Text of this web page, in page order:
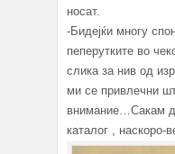
носат.
-Бидејќи многу
пеперутките во
слика за нив од
ми се привлечни
внимание…Сакам
каталог , наскоро-